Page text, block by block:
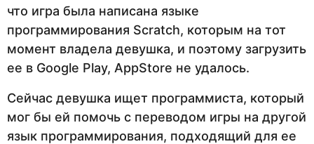
что игра была написана языке
программирования Scratch, которым на тот
момент владела девушка, и поэтому загрузить
ее в Google Play, AppStore не удалось.
Сейчас девушка ищет программиста, который
мог бы ей помочь с переводом игры на другой
язык программирования, подходящий для ее